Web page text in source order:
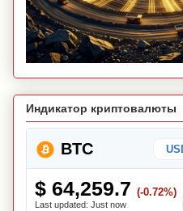
Индикатор криптовалюты
BTC
$ 64,259.7 (-0.72%)
Last updated: Just now